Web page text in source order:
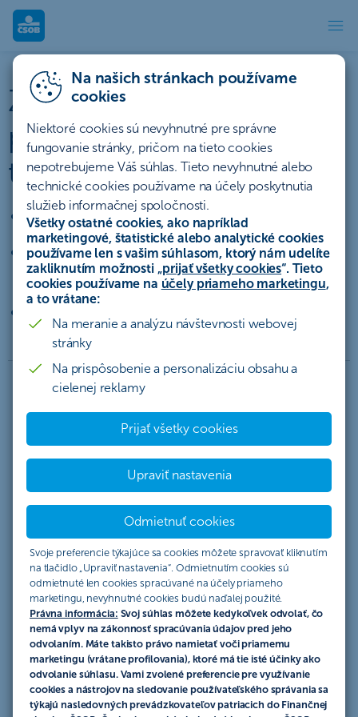
Na našich stránkach používame
cookies
Niektoré cookies sú nevyhnutné pre správne
fungovanie stránky, pričom na tieto cookies
nepotrebujeme Váš súhlas. Tieto nevyhnutné alebo
technické cookies používame na účely poskytnutia
služieb informačnej spoločnosti.
Všetky ostatné cookies, ako napríklad
marketingové, štatistické alebo analytické cookies
používame len s vašim súhlasom, ktorý nám udelíte
zakliknutím možnosti „prijať všetky cookies“. Tieto
cookies používame na účely priameho marketingu,
a to vrátane:
Na meranie a analýzu návštevnosti webovej
stránky
Na prispôsobenie a personalizáciu obsahu a
cielenej reklamy
Prijať všetky cookies
Upraviť nastavenia
Odmietnuť cookies
Svoje preferencie týkajúce sa cookies môžete spravovať kliknutím
na tlačidlo „Upraviť nastavenia“. Odmietnutím cookies sú
odmietnuté len cookies spracúvané na účely priameho
marketingu, nevyhnutné cookies budú naďalej použité.
Právna informácia: Svoj súhlas môžete kedykoľvek odvolať, čo
nemá vplyv na zákonnosť spracúvania údajov pred jeho
odvolaním. Máte takisto právo namietať voči priamemu
marketingu (vrátane profilovania), ktoré má tie isté účinky ako
odvolanie súhlasu. Vami zvolené preferencie pre využívanie
cookies a nástrojov na sledovanie používateľského správania sa
týkajú nasledovných prevádzkovateľov patriacich do Finančnej
Zaisťovacie produkty
Zaisťovacie (hedžingové)
produkty finančných
trhov
eliminácia kurzového rizika
zabezpečenie rizika negatívneho vývoja
úrokovej sadzby
trhovým trendom
Termínová devízová transakcia –
Forward
Zaisťovacia transakcia na krytie rizika pohybu menových
konverziu mien realizovanú v budúcnosti.
Average rate forward
Zaisťovacia transakcia na krytie rizika pohybu menových
kurzov počas vopred definovaného obdobia.
Swapová devízová transakcia